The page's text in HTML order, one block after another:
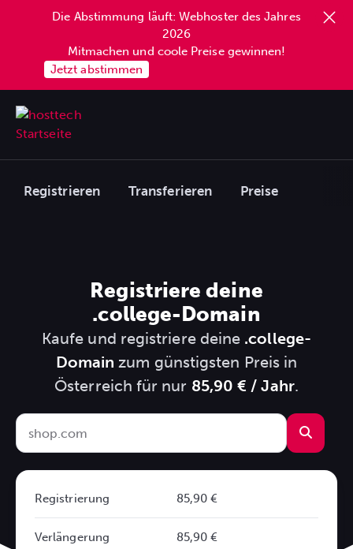
Die Abstimmung läuft: Webhoster des Jahres
2026
Mitmachen und coole Preise gewinnen!
Jetzt abstimmen
Registrieren Transferieren Preise
Registriere deine
.college-Domain
Kaufe und registriere deine .college-
Domain zum günstigsten Preis in
Österreich für nur 85,90 € / Jahr.
Registrierung 85,90 €
Verlängerung 85,90 €